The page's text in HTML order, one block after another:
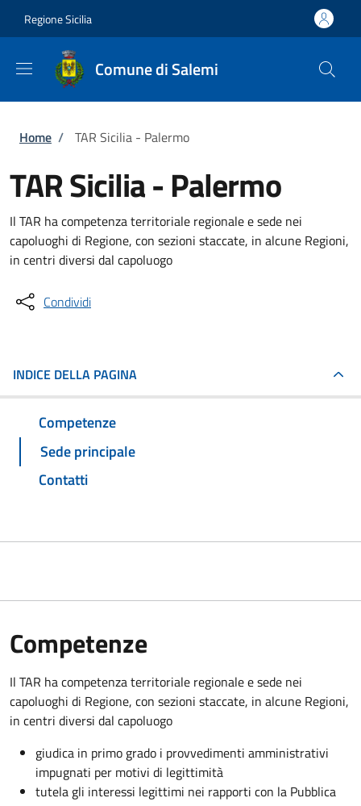
Regione Sicilia
Comune di Salemi
Briciole di pane
Home / TAR Sicilia - Palermo
TAR Sicilia - Palermo
Il TAR ha competenza territoriale regionale e sede nei
capoluoghi di Regione, con sezioni staccate, in alcune Regioni,
in centri diversi dal capoluogo
Condividi
INDICE DELLA PAGINA
Competenze
Sede principale
Contatti
Competenze
Il TAR ha competenza territoriale regionale e sede nei
capoluoghi di Regione, con sezioni staccate, in alcune Regioni,
in centri diversi dal capoluogo
giudica in primo grado i provvedimenti amministrativi
impugnati per motivi di legittimità
tutela gli interessi legittimi nei rapporti con la Pubblica